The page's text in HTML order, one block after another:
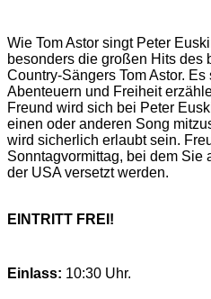
Wie Tom Astor singt Peter
besonders die großen Hits des
Country-Sängers Tom Astor.
Abenteuern und Freiheit
Freund wird sich bei Peter
einen oder anderen Song
wird sicherlich erlaubt sein.
Sonntagvormittag, bei dem Sie
der USA versetzt werden.
EINTRITT FREI!
Einlass: 10:30 Uhr.